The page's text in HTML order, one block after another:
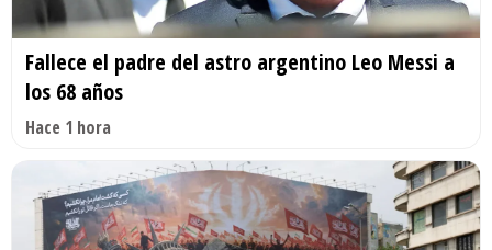
Fallece el padre del astro argentino Leo Messi a
los 68 años
Hace 1 hora